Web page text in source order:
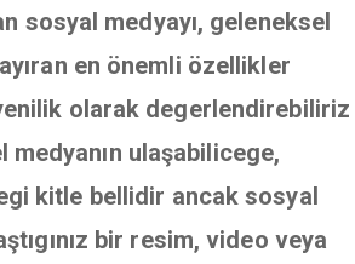
sosyal medyayı, geleneksel
en önemli özellikler
olarak degerlendirebiliriz
medyanın ulaşabilicege,
kitle bellidir ancak sosyal
bir resim, video veya